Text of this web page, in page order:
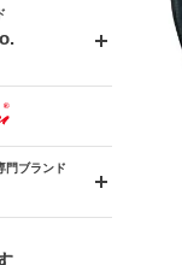
ー)
ダー
ンダー
ダー
門ブランド